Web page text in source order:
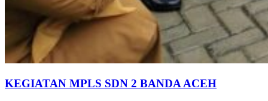
KEGIATAN MPLS SDN 2 BANDA ACEH